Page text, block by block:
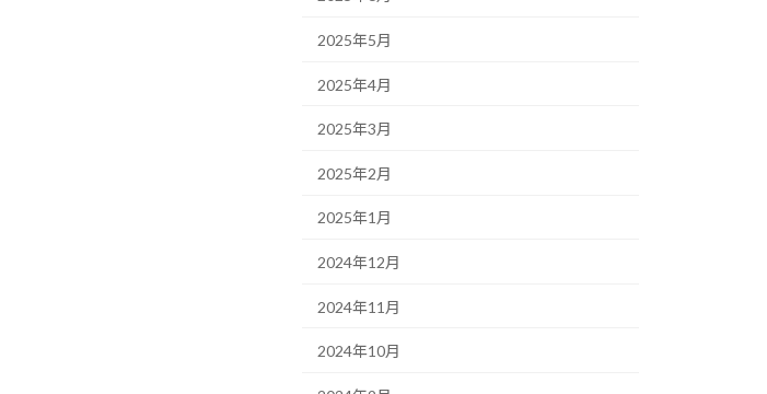
2025年5月
2025年4月
2025年3月
2025年2月
2025年1月
2024年12月
2024年11月
2024年10月